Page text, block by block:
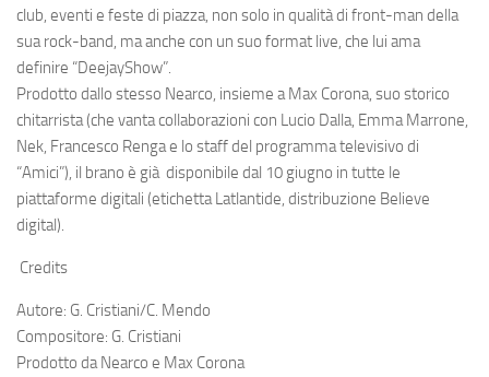
club, eventi e feste di piazza, non solo in qualità di front-man della
sua rock-band, ma anche con un suo format live, che lui ama
definire “DeejayShow”.
Prodotto dallo stesso Nearco, insieme aMax Corona, suo storico
chitarrista (che vanta collaborazioni con Lucio Dalla, Emma Marrone,
Nek, Francesco Renga e lo staff del programma televisivo di
“Amici”), il brano è già disponibile dal 10 giugno in tutte le
piattaforme digitali (etichetta Latlantide, distribuzione Believe
digital).
Credits
Autore: G. Cristiani/C. Mendo
Compositore: G. Cristiani
Prodotto da Nearco e Max Corona